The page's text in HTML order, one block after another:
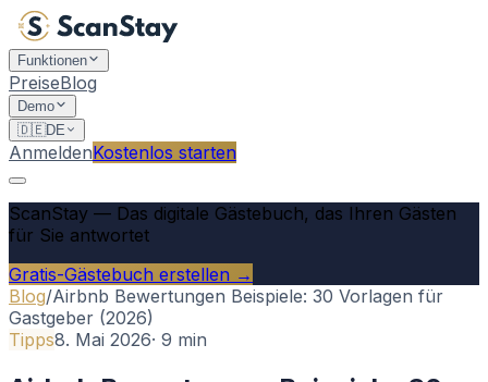
Funktionen
PreiseBlog
Demo
🇩🇪DE
AnmeldenKostenlos starten
ScanStay — Das digitale Gästebuch, das Ihren Gästen
für Sie antwortet
Gratis-Gästebuch erstellen →
Blog/Airbnb Bewertungen Beispiele: 30 Vorlagen für
Gastgeber (2026)
Tipps8. Mai 2026· 9 min